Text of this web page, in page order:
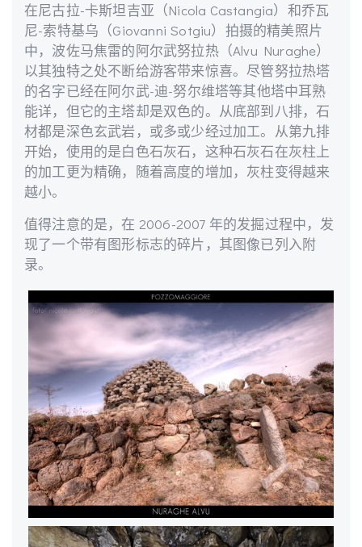
在尼古拉-卡斯坦吉亚（Nicola Castangia）和乔瓦
尼-索特基乌（Giovanni Sotgiu）拍摄的精美照片
中，波佐马焦雷的阿尔武努拉热（Alvu Nuraghe）
以其独特之处不断给游客带来惊喜。尽管努拉热塔
的名字已经在阿尔武-迪-努尔维塔等其他塔中耳熟
能详，但它的主塔却是双色的。从底部到八排，石
材都是深色玄武岩，或多或少经过加工。从第九排
开始，使用的是白色石灰石，这种石灰石在灰柱上
的加工更为精确，随着高度的增加，灰柱变得越来
越小。
值得注意的是，在 2006-2007 年的发掘过程中，发
现了一个带有图形标志的碎片，其图像已列入附
录。